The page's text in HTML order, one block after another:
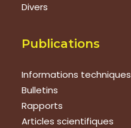
Divers
Publications
Informations techniques
Bulletins
Rapports
Articles scientifiques